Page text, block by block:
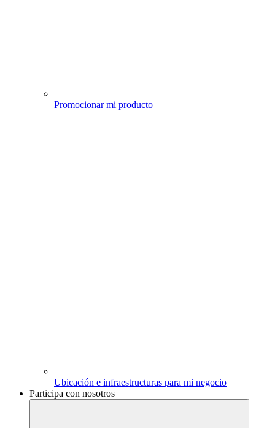
Promocionar mi producto
Ubicación e infraestructuras para mi negocio
Participa con nosotros